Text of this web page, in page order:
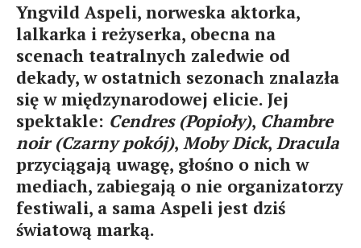
Yngvild Aspeli, norweska aktorka,
lalkarka i reżyserka, obecna na
scenach teatralnych zaledwie od
dekady, w ostatnich sezonach znalazła
się w międzynarodowej elicie. Jej
spektakle: Cendres (Popioły), Chambre
noir (Czarny pokój), Moby Dick, Dracula
przyciągają uwagę, głośno o nich w
mediach, zabiegają o nie organizatorzy
festiwali, a sama Aspeli jest dziś
światową marką.